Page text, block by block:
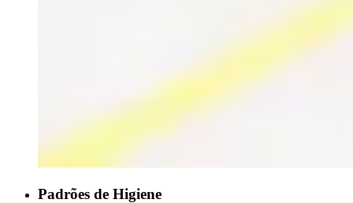
Padrões de Higiene